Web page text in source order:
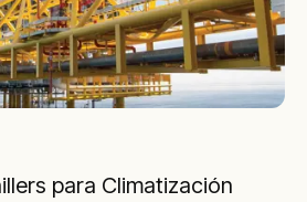
para Climatización